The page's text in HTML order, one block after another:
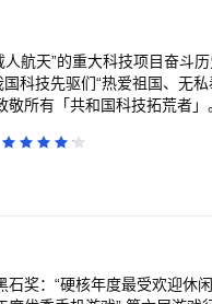
人航天”的重大科技项目奋
科技先驱们“热爱祖国、无
者」。 【游戏特色】 神秘的基地 ——戈壁大漠 建
产：早期经济困难，生产建
游戏将模拟还原先辈们艰苦
养科研新人、攻克科研难
，将真实的历史事件融入
体验历史、创造历史，亲历
石奖：“硬核年度最受欢迎休